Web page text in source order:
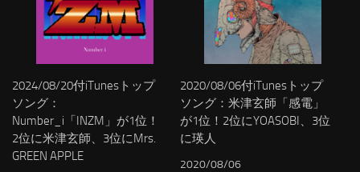
2024/08/20付iTunesトップ
ソング：
Number_i「INZM」が1位！
2位に米津玄師、3位にMrs.
GREEN APPLE
2020/08/06付iTunesトップ
ソング：米津玄師「感電」
が1位！2位にYOASOBI、3位
に瑛人
2020/08/06